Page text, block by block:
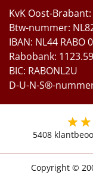
KvK Oost-
Btw-nummer:
IBAN: NL44 RABO
Rabobank:
BIC: RABONL2U
D-U-N-S®-
5408
Copyright ©